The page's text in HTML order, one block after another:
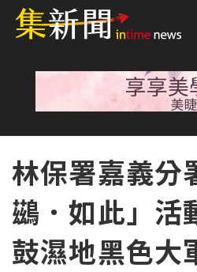
林保署嘉義分
鷀．如此」
鼓濕地黑色大